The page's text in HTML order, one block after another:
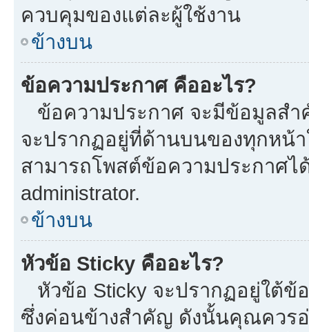
ควบคุมของแต่ละผู้ใช้งาน
ข้างบน
ข้อความประกาศ คืออะไร?
ข้อความประกาศ จะมีข้อมูลส
จะปรากฏอยู่ที่ด้านบนของทุกหน้
สามารถโพสต์ข้อความประกาศ
administrator.
ข้างบน
หัวข้อ Sticky คืออะไร?
หัวข้อ Sticky จะปรากฏอยู่ใต้ข้
ซึ่งค่อนข้างสำคัญ ดังนั้นคุณควรอ่